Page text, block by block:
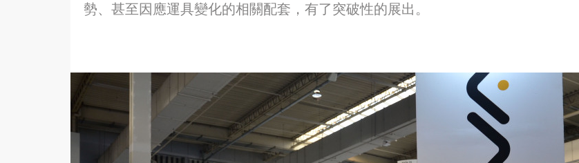
勢、甚至因應運具變化的相關配套，有了突破性的展出。